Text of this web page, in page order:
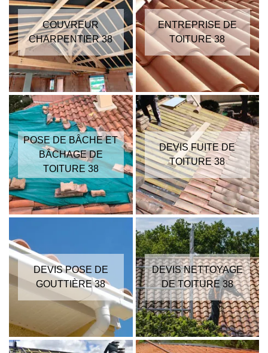
COUVREUR
CHARPENTIER 38
ENTREPRISE DE
TOITURE 38
POSE DE BÂCHE ET
BÂCHAGE DE
TOITURE 38
DEVIS FUITE DE
TOITURE 38
DEVIS POSE DE
GOUTTIÈRE 38
DEVIS NETTOYAGE
DE TOITURE 38